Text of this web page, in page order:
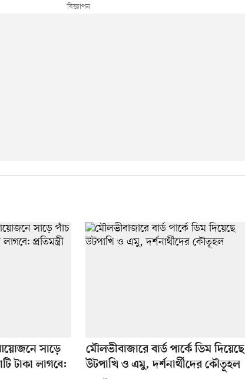
আয়োজনে সাড়ে
টাকা লাগবে:
মৌলভীবাজারে বার্ড পার্কে ডিম দিয়েছে
উটপাখি ও এমু, দর্শনার্থীদের কৌতূহল